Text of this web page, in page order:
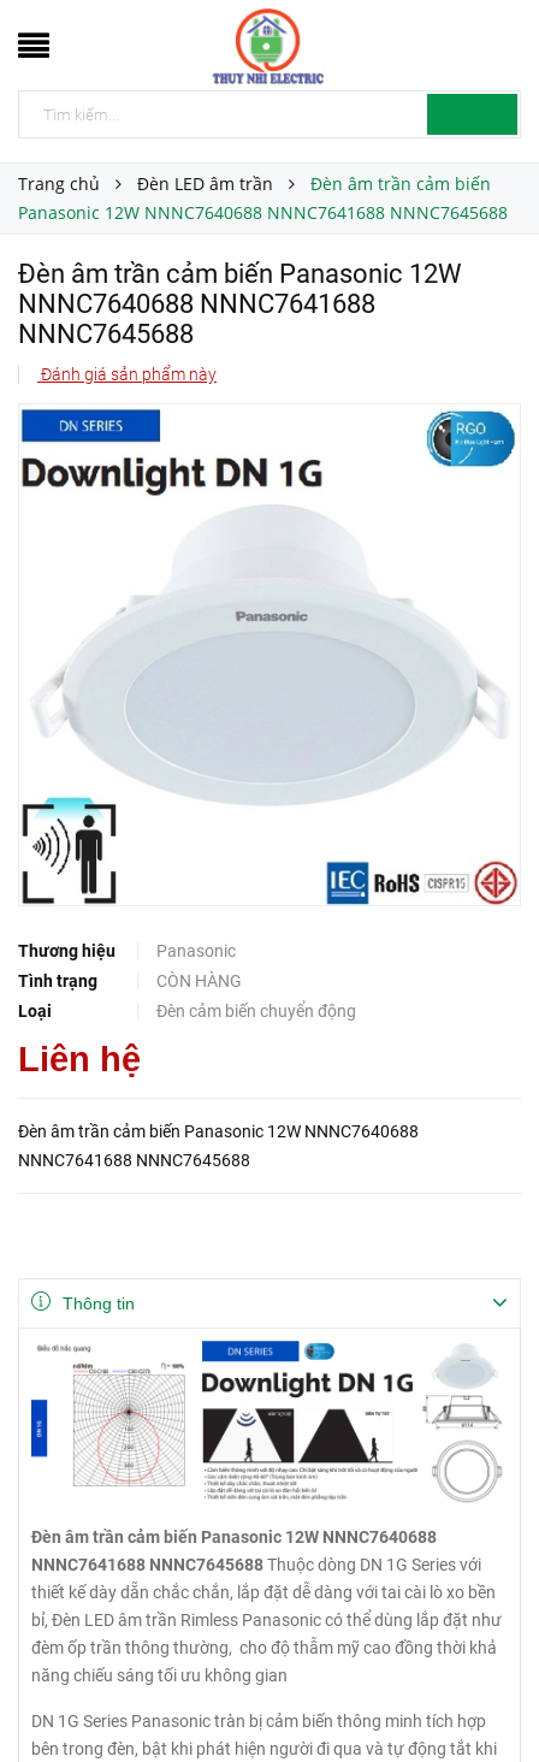
Trang chủ Đèn LED âm trần
Đèn âm trần cảm biến
Panasonic 12W NNNC7640688 NNNC7641688 NNNC7645688
Đèn âm trần cảm biến Panasonic 12W
NNNC7640688 NNNC7641688
NNNC7645688
Đánh giá sản phẩm này
Thương hiệu
Panasonic
Tình trạng
CÒN HÀNG
Loại
Đèn cảm biến chuyển động
Liên hệ
Đèn âm trần cảm biến Panasonic 12W NNNC7640688
NNNC7641688 NNNC7645688
Thông tin
Đèn âm trần cảm biến Panasonic 12W NNNC7640688
NNNC7641688 NNNC7645688Thuộc dòng DN 1G Series với
thiết kế dày dẵn chắc chắn, lắp đặt dễ dàng với tai cài lò xo bền
bỉ, Đèn LED âm trần Rimless Panasonic có thể dùng lắp đặt như
đèm ốp trần thông thường, cho độ thẫm mỹ cao đồng thời khả
năng chiếu sáng tối ưu không gian
DN 1G Series Panasonic tràn bị cảm biến thông minh tích hợp
bên trong đèn, bật khi phát hiện người đi qua và tự động tắt khi